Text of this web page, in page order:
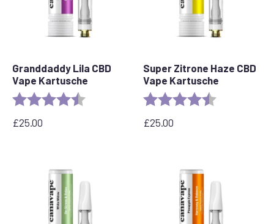
Granddaddy Lila CBD
Vape Kartusche
Bewertung: 4,5 von 5 Sternen
£25.00
Super Zitrone Haze CBD
Vape Kartusche
Bewertung:
£25.00